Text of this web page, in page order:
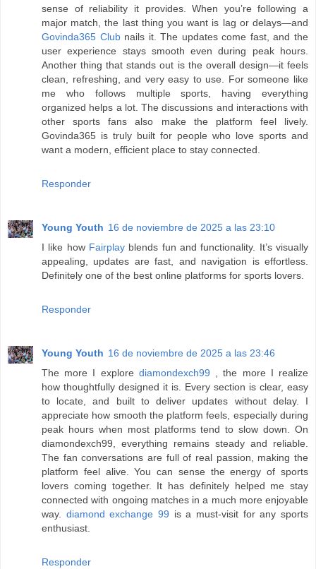
sense of reliability it provides. When you’re following a
major match, the last thing you want is lag or delays—and
Govinda365 Clubnails it. The updates come fast, and the
user experience stays smooth even during peak hours.
Another thing that stands out is the overall design—it feels
clean, refreshing, and very easy to use. For someone like
me who follows multiple sports, having everything
organized helps a lot. The discussions and interactions with
other sports fans also make the platform feel lively.
Govinda365 is truly built for people who love sports and
want a modern, efficient place to stay connected.
Responder
Young Youth 16 de noviembre de 2025 a las 23:10
I like how Fairplay blends fun and functionality. It’s visually
appealing, updates are fast, and navigation is effortless.
Definitely one of the best online platforms for sports lovers.
Responder
Young Youth 16 de noviembre de 2025 a las 23:46
The more I explore diamondexch99 , the more I realize
how thoughtfully designed it is. Every section is clear, easy
to locate, and built to deliver updates without delay. I
appreciate how smooth the platform feels, especially during
peak hours when most platforms tend to slow down. On
diamondexch99, everything remains steady and reliable.
The fan conversations are full of real passion, making the
platform feel alive. You can sense the energy of sports
lovers coming together. It has definitely helped me stay
connected with ongoing matches in a much more enjoyable
way. diamond exchange 99 is a must-visit for any sports
enthusiast.
Responder